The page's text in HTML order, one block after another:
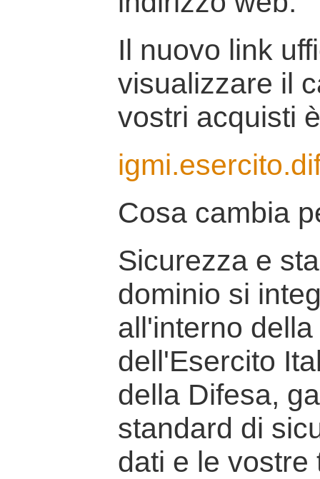
Il nuovo link
visualizzare il
vostri acquisti
Cosa cambia
Sicurezza e
dominio si
all'interno
dell'Esercito
della Difesa,
standard di
dati e le vostre